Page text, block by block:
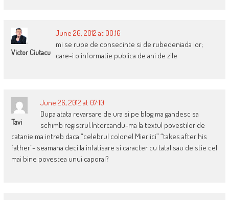
Victor Ciutacu
June 26, 2012 at 00:16
mi se rupe de consecinte si de rubedeniada lor;
care-i o informatie publica de ani de zile
Tavi
June 26, 2012 at 07:10
Dupa atata revarsare de ura si pe blog ma gandesc sa
schimb registrul.Intorcandu-ma la textul povestilor de
catanie ma intreb daca “celebrul colonel Mierlici” “takes after his
father”- seamana deci la infatisare si caracter cu tatal sau de stie cel
mai bine povestea unui caporal?